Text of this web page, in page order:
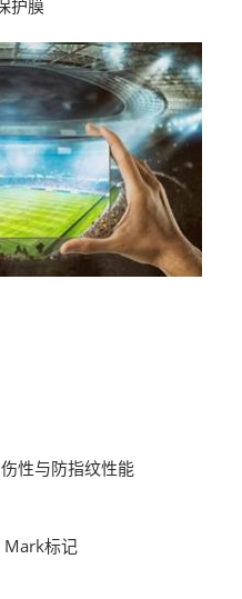
护膜
性与防指纹性能
Mark标记